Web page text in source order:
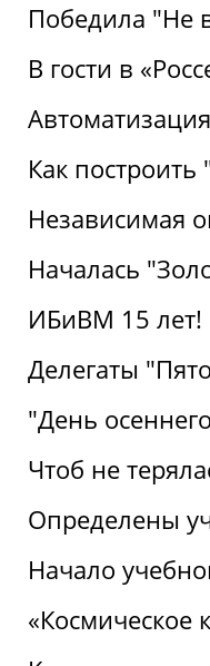
Победила "Не
В гости в
Как
Независимая
Началась
ИБиВМ 15 лет!
Делегаты
"День
Чтоб не
Определены
Начало
«Космическое